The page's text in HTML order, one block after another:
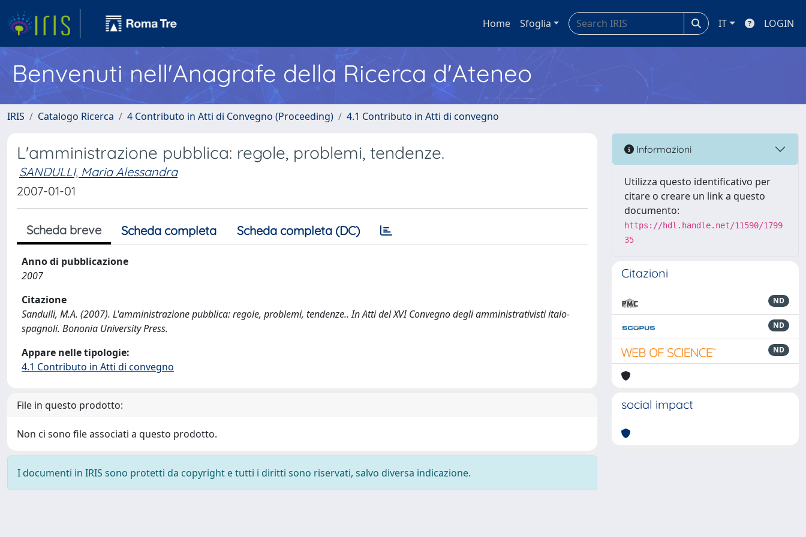
Home Sfoglia IT LOGIN
Benvenuti nell'Anagrafe della Ricerca d'Ateneo
IRIS Catalogo Ricerca 4 Contributo in Atti di Convegno (Proceeding) 4.1 Contributo in Atti di convegno
L'amministrazione pubblica: regole, problemi, tendenze.
SANDULLI, Maria Alessandra
2007-01-01
Scheda breve Scheda completa Scheda completa (DC)
Anno di pubblicazione
2007
Citazione
Sandulli, M.A. (2007). L'amministrazione pubblica: regole, problemi, tendenze.. In Atti del XVI Convegno degli amministrativisti italo-
spagnoli. Bononia University Press.
Appare nelle tipologie:
4.1 Contributo in Atti di convegno
File in questo prodotto:
Non ci sono file associati a questo prodotto.
I documenti in IRIS sono protetti da copyright e tutti i diritti sono riservati, salvo diversa indicazione.
Informazioni
Utilizza questo identificativo per
citare o creare un link a questo
documento:
https://hdl.handle.net/11590/1799
35
Citazioni
ND
ND
ND
social impact